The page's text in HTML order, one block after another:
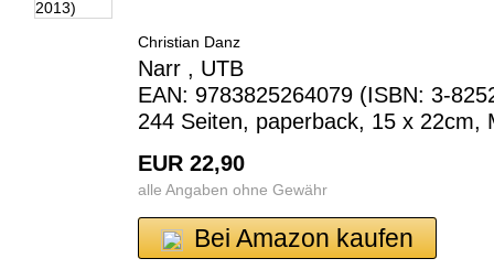
Christian Danz
Narr , UTB
EAN: 9783825264079 (ISBN: 3-
244 Seiten, paperback, 15 x 22cm,
EUR 22,90
alle Angaben ohne Gewähr
Bei Amazon kaufen